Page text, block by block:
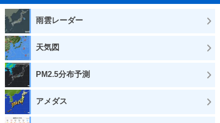
雨雲レーダー
天気図
PM2.5分布予測
アメダス